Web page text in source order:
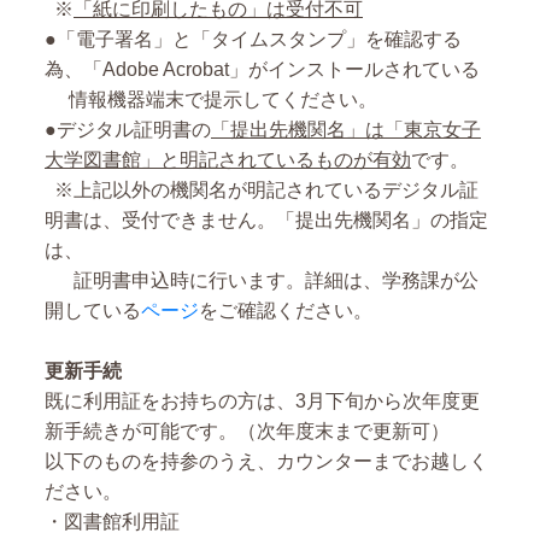
※
「紙に印刷したもの」は受付不可
●「電子署名」と「タイムスタンプ」を確認する
為、「 Adobe Acrobat」がインストールされている
情報機器端末で提示してください。
●デジタル証明書の 「提出先機関名」は「東京女子
大学図書館」と明記されているものが有効です。
※上記以外の機関名が明記されているデジタル証
明書は、受付できません。
「提出先機関名」の指定
は、
証明書申込時に行います。 詳細は、学務課が公
開しているページをご確認ください。
更新手続
既に利用証をお持ちの方は、 3月下旬から次年度更
新手続きが可能です。（次年度末まで更新可）
以下のものを持参のうえ、カウンターまでお越しく
ださい。
・図書館利用証